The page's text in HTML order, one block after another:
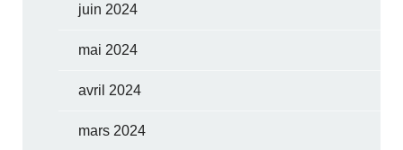
juin 2024
mai 2024
avril 2024
mars 2024